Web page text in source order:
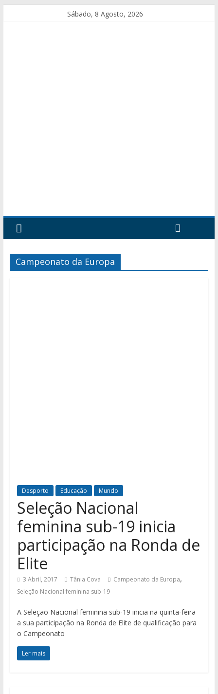
Sábado, 8 Agosto, 2026
Campeonato da Europa
Desporto Educação Mundo
Seleção Nacional
feminina sub-19 inicia
participação na Ronda de
Elite
3 Abril, 2017 Tânia Cova Campeonato da Europa,
Seleção Nacional feminina sub-19
A Seleção Nacional feminina sub-19 inicia na quinta-feira
a sua participação na Ronda de Elite de qualificação para
o Campeonato
Ler mais